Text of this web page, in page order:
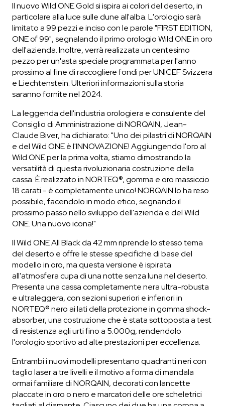
Il nuovo Wild ONE Gold si ispira ai colori del deserto, in
particolare alla luce sulle dune all'alba. L'orologio sarà
limitato a 99 pezzi e inciso con le parole "FIRST EDITION,
ONE of 99", segnalando il primo orologio Wild ONE in oro
dell'azienda. Inoltre, verrà realizzata un centesimo
pezzo per un'asta speciale programmata per l'anno
prossimo al fine di raccogliere fondi per UNICEF Svizzera
e Liechtenstein. Ulteriori informazioni sulla storia
saranno fornite nel 2024.
La leggenda dell'industria orologiera e consulente del
Consiglio di Amministrazione di NORQAIN, Jean-
Claude Biver, ha dichiarato: "Uno dei pilastri di NORQAIN
e del Wild ONE è l'INNOVAZIONE! Aggiungendo l'oro al
Wild ONE per la prima volta, stiamo dimostrando la
versatilità di questa rivoluzionaria costruzione della
cassa. È realizzato in NORTEQ®, gomma e oro massiccio
18 carati - è completamente unico! NORQAIN lo ha reso
possibile, facendolo in modo etico, segnando il
prossimo passo nello sviluppo dell'azienda e del Wild
ONE. Una nuovo icona!"
Il Wild ONE All Black da 42 mm riprende lo stesso tema
del deserto e offre le stesse specifiche di base del
modello in oro, ma questa versione è ispirata
all'atmosfera cupa di una notte senza luna nel deserto.
Presenta una cassa completamente nera ultra-robusta
e ultraleggera, con sezioni superiori e inferiori in
NORTEQ® nero ai lati della protezione in gomma shock-
absorber, una costruzione che è stata sottoposta a test
di resistenza agli urti fino a 5.000g, rendendolo
l'orologio sportivo ad alte prestazioni per eccellenza.
Entrambi i nuovi modelli presentano quadranti neri con
taglio laser a tre livelli e il motivo a forma di mandala
ormai familiare di NORQAIN, decorati con lancette
placcate in oro o nero e marcatori delle ore scheletrici